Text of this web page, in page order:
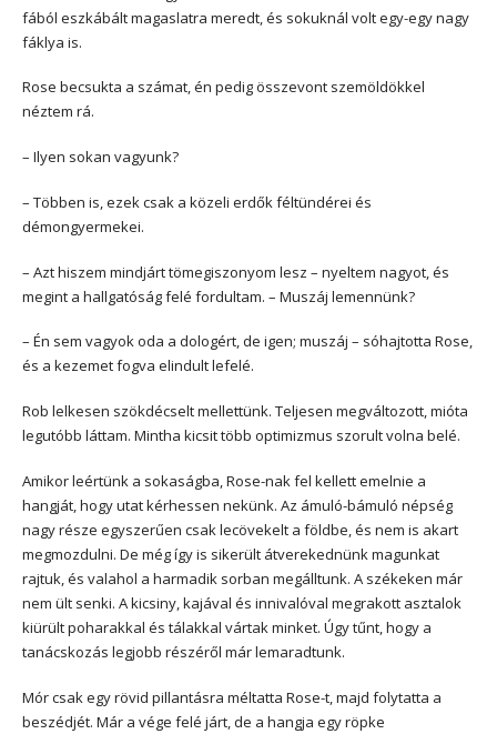
fából eszkábált magaslatra meredt, és sokuknál volt egy-egy nagy
fáklya is.
Rose becsukta a számat, én pedig összevont szemöldökkel
néztem rá.
– Ilyen sokan vagyunk?
– Többen is, ezek csak a közeli erdők féltündérei és
démongyermekei.
– Azt hiszem mindjárt tömegiszonyom lesz – nyeltem nagyot, és
megint a hallgatóság felé fordultam. – Muszáj lemennünk?
– Én sem vagyok oda a dologért, de igen; muszáj – sóhajtotta Rose,
és a kezemet fogva elindult lefelé.
Rob lelkesen szökdécselt mellettünk. Teljesen megváltozott, mióta
legutóbb láttam. Mintha kicsit több optimizmus szorult volna belé.
Amikor leértünk a sokaságba, Rose-nak fel kellett emelnie a
hangját, hogy utat kérhessen nekünk. Az ámuló-bámuló népség
nagy része egyszerűen csak lecövekelt a földbe, és nem is akart
megmozdulni. De még így is sikerült átverekednünk magunkat
rajtuk, és valahol a harmadik sorban megálltunk. A székeken már
nem ült senki. A kicsiny, kajával és innivalóval megrakott asztalok
kiürült poharakkal és tálakkal vártak minket. Úgy tűnt, hogy a
tanácskozás legjobb részéről már lemaradtunk.
Mór csak egy rövid pillantásra méltatta Rose-t, majd folytatta a
beszédjét. Már a vége felé járt, de a hangja egy röpke